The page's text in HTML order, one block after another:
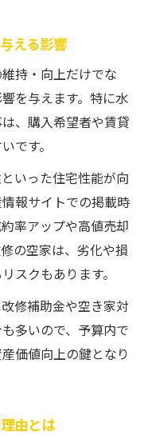
らす実践的対策
す安全性向上効果
法的リスクと対策
るメンテナンス術
ぶリスク回避法
改修の流れ
の基本ステップ解
める具体的な流れ
る収益化のポイン
える影響
持・向上だけでな
を与えます。特に水
、購入希望者や賃貸
です。
いった住宅性能が向
報サイトでの掲載時
率アップや高値売却
の空家は、劣化や損
スクもあります。
修補助金や空き家対
多いので、予算内で
価値向上の鍵となり
由とは